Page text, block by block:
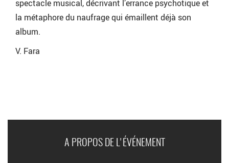
spectacle musical, décrivant l’errance psychotique et
la métaphore du naufrage qui émaillent déjà son
album.
V. Fara
A PROPOS DE L'ÉVÉNEMENT